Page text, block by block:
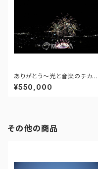
ありがとう～光と音楽のチカラ
～ - 大曲の花火―春の章―「新
作花火コレクション2024 世界
¥550,000
その他の商品